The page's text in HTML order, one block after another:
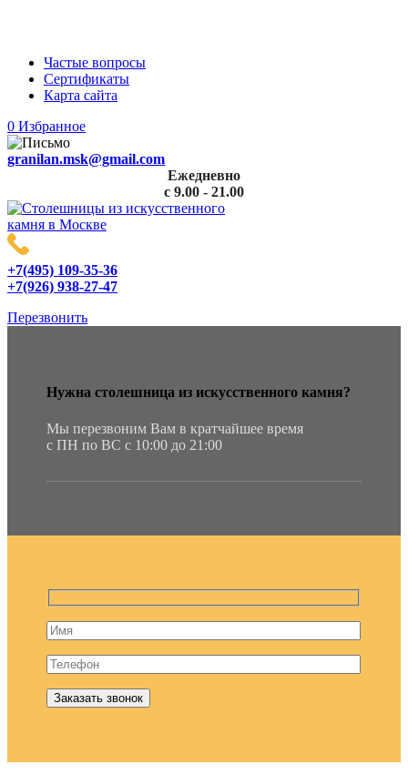
Частые вопросы
Сертификаты
Карта сайта
0 Избранное
granilan.msk@gmail.com
Ежедневно
с 9.00 - 21.00
+7(495) 109-35-36
+7(926) 938-27-47
Перезвонить
Нужна столешница из искусственного камня?
Мы перезвоним Вам в кратчайшее время
с ПН по ВС с 10:00 до 21:00